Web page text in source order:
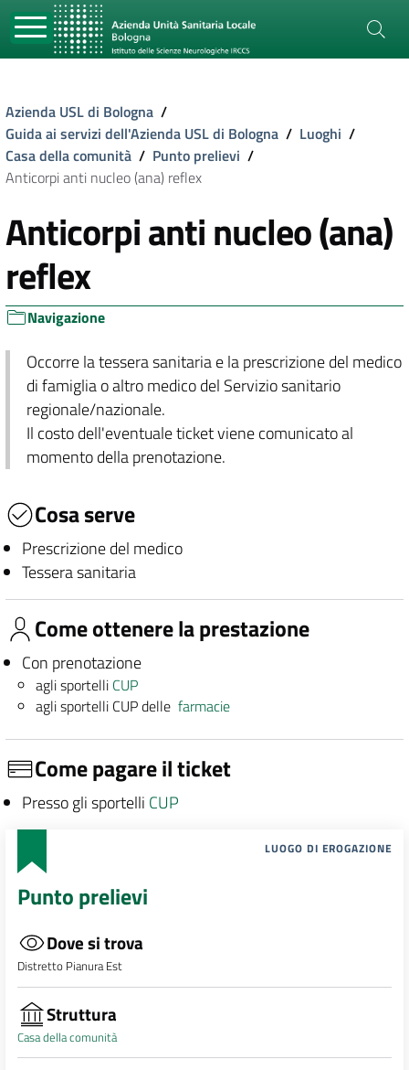
Azienda USL di Bologna /
Guida ai servizi dell'Azienda USL di Bologna / Luoghi /
Casa della comunità / Punto prelievi /
Anticorpi anti nucleo (ana) reflex
Anticorpi anti nucleo (ana)
reflex
Navigazione
Occorre la tessera sanitaria e la prescrizione del medico
di famiglia o altro medico del Servizio sanitario
regionale/nazionale.
Il costo dell'eventuale ticket viene comunicato al
momento della prenotazione.
Cosa serve
Prescrizione del medico
Tessera sanitaria
Come ottenere la prestazione
Con prenotazione
agli sportelli CUP
agli sportelli CUP dellefarmacie
Come pagare il ticket
Presso gli sportelli CUP
LUOGO DI EROGAZIONE
Punto prelievi
Dove si trova
Distretto Pianura Est
Struttura
Casa della comunità